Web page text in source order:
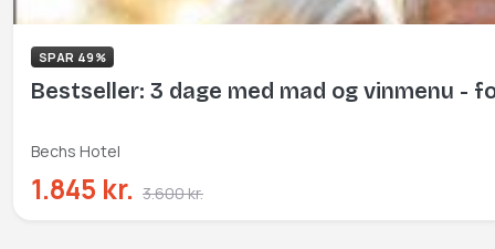
SPAR 49%
Bestseller: 3 dage med mad og vinmenu -
Bechs Hotel
1.845 kr. 3.600 kr.